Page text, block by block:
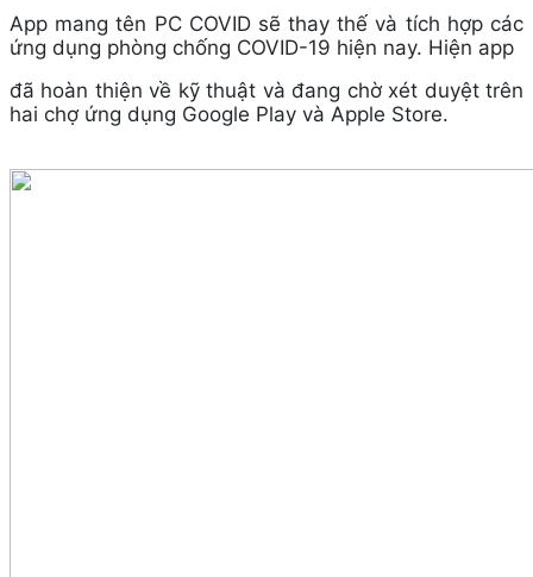
App mang tên PC COVID sẽ thay thế và tích hợp các
ứng dụng phòng chống COVID-19 hiện nay. Hiện app
đã hoàn thiện về kỹ thuật và đang chờ xét duyệt trên
hai chợ ứng dụng Google Play và Apple Store.